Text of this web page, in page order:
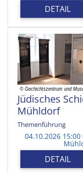
DETAIL
Jüdisches
Mühldorf
Themenführung
04.10.2026 15:00
DETAIL